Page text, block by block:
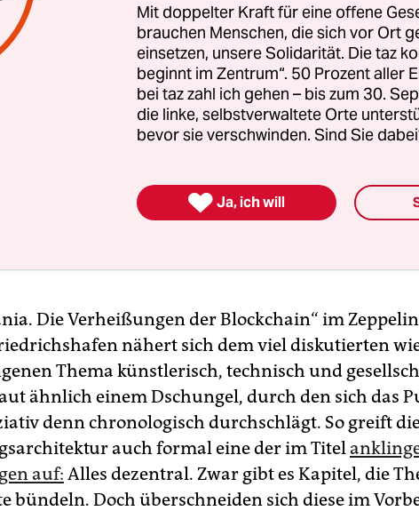
Die Verheißungen der Blockchain“ im Zeppelin
nähert sich dem viel diskutierten
Thema künstlerisch, technisch und
ähnlich einem Dschungel, durch den sich das
denn chronologisch durchschlägt. So greift
auch formal eine der im Titel
auf: Alles dezentral. Zwar gibt es Kapitel, die
bündeln. Doch überschneiden sich diese im
Mit doppelter Kraft für eine offene
brauchen Menschen, die sich vor Ort
einsetzen, unsere Solidarität. Die taz
beginnt im Zentrum“. 50 Prozent aller
bei taz zahl ich gehen – bis zum 30.
die linke, selbstverwaltete Orte
bevor sie verschwinden. Sind Sie
 Ja, ich will